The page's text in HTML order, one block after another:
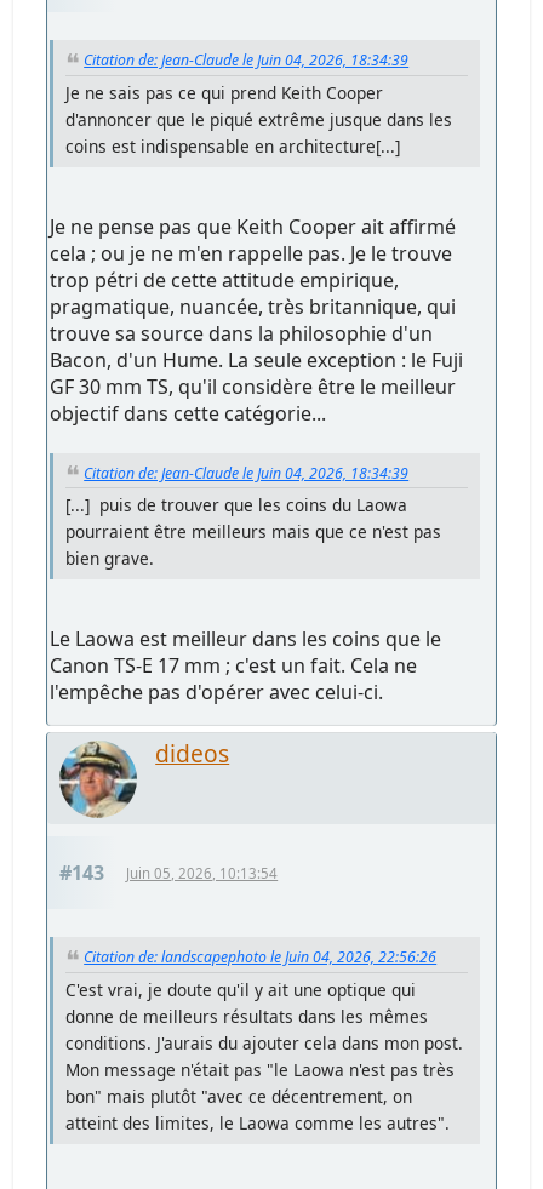
Citation de: Jean-Claude le Juin 04, 2026, 18:34:39
Je ne sais pas ce qui prend Keith Cooper
d'annoncer que le piqué extrême jusque dans les
coins est indispensable en architecture[...]
Je ne pense pas que Keith Cooper ait affirmé
cela ; ou je ne m'en rappelle pas. Je le trouve
trop pétri de cette attitude empirique,
pragmatique, nuancée, très britannique, qui
trouve sa source dans la philosophie d'un
Bacon, d'un Hume. La seule exception : le Fuji
GF 30 mm TS, qu'il considère être le meilleur
objectif dans cette catégorie...
Citation de: Jean-Claude le Juin 04, 2026, 18:34:39
[...] puis de trouver que les coins du Laowa
pourraient être meilleurs mais que ce n'est pas
bien grave.
Le Laowa est meilleur dans les coins que le
Canon TS-E 17 mm ; c'est un fait. Cela ne
l'empêche pas d'opérer avec celui-ci.
dideos
#143 Juin 05, 2026, 10:13:54
Citation de: landscapephoto le Juin 04, 2026, 22:56:26
C'est vrai, je doute qu'il y ait une optique qui
donne de meilleurs résultats dans les mêmes
conditions. J'aurais du ajouter cela dans mon post.
Mon message n'était pas "le Laowa n'est pas très
bon" mais plutôt "avec ce décentrement, on
atteint des limites, le Laowa comme les autres".